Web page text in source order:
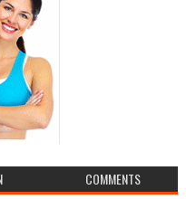
COMMENTS